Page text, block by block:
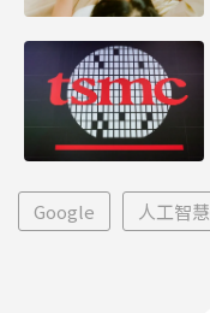
Google 人工智慧